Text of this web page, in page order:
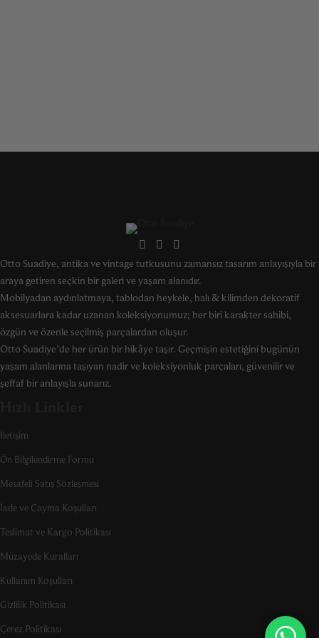
Otto Suadiye, antika ve vintage tutkusunu zamansız tasarım anlayışıyla bir
araya getiren seçkin bir galeri ve yaşam alanıdır.
Mobilyadan aydınlatmaya, tablodan heykele, halı & kilimden dekoratif
aksesuarlara kadar uzanan koleksiyonumuz; her biri karakter sahibi,
özgün ve özenle seçilmiş parçalardan oluşur.
Otto Suadiye’de her ürün bir hikâye taşır. Geçmişin estetiğini bugünün
yaşam alanlarına taşıyan nadir ve koleksiyonluk parçaları, güvenilir ve
şeffaf bir anlayışla sunarız.
İletişim
Ön Bilgilendirme Formu
Mesafeli Satış Sözleşmesi
İade ve Cayma Koşulları
Teslimat ve Kargo Politikası
Müzayede Kuralları
Kullanım Koşulları
Gizlilik Politikası
Çerez Politikası